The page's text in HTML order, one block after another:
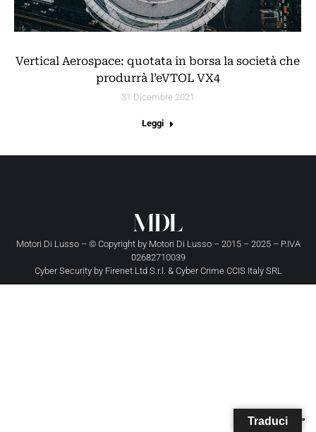
Vertical Aerospace: quotata in borsa la società che
produrrà l’eVTOL VX4
31 Dicembre 2021
Leggi
Motori Di Lusso – © Copyright by Motori Di Lusso– 2015 – 2025 – P.IVA
02682710039
Cyber Security by Firenet Ltd S.r.l. & Cyber Crime CCIS Italy SRL
Traduci